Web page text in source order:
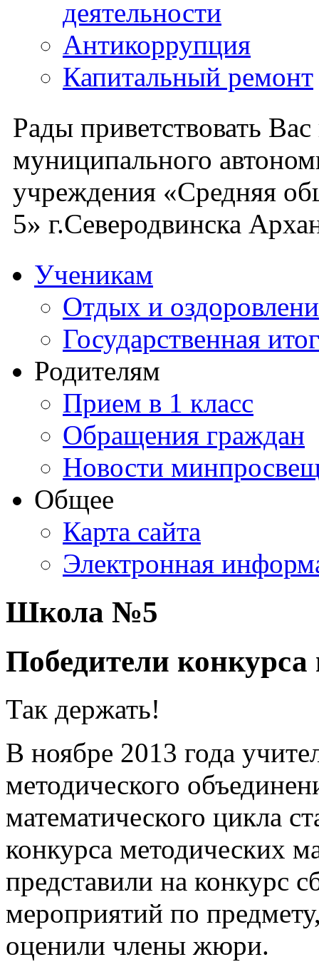
деятельности
Антикоррупция
Капитальный ремонт
Рады приветствовать
муниципального
учреждения «Средняя
5» г.Северодвинска
Ученикам
Отдых и
Государственная
Родителям
Прием в 1 класс
Обращения граждан
Новости
Общее
Карта сайта
Электронная
Школа №5
Победители
Так держать!
В ноябре 2013 года
методического
математического цикла
конкурса методических
представили на конкурс
мероприятий по
оценили члены жюри.